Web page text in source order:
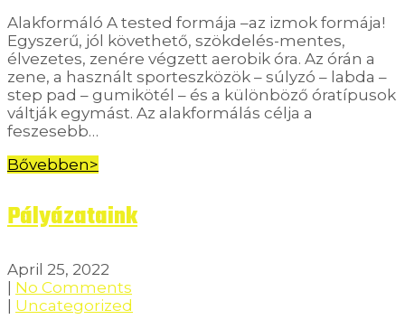
Alakformáló A tested formája –az izmok formája!
Egyszerű, jól követhető, szökdelés-mentes,
élvezetes, zenére végzett aerobik óra. Az órán a
zene, a használt sporteszközök – súlyzó – labda –
step pad – gumikötél – és a különböző óratípusok
váltják egymást. Az alakformálás célja a
feszesebb…
Bővebben>
Pályázataink
April 25, 2022
No Comments
Uncategorized